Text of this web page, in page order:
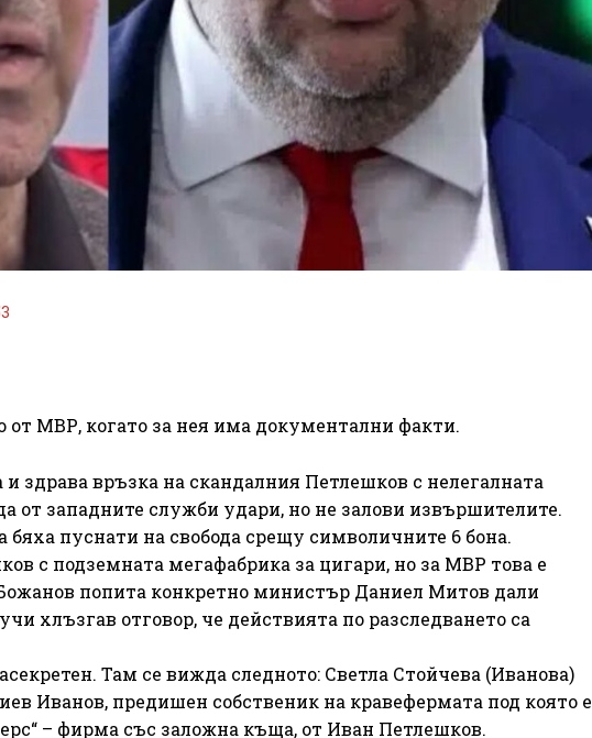
МВР, когато за нея има документални факти.
здрава връзка на скандалния Петлешков с нелегалната
от западните служби удари, но не залови извършителите.
пуснати на свобода срещу символичните 6 бона.
с подземната мегафабрика за цигари, но за МВР това е
попита конкретно министър Даниел Митов дали
хлъзгав отговор, че действията по разследването са
Там се вижда следното: Светла Стойчева (Иванова)
Иванов, предишен собственик на кравефермата под която е
– фирма със заложна къща, от Иван Петлешков.